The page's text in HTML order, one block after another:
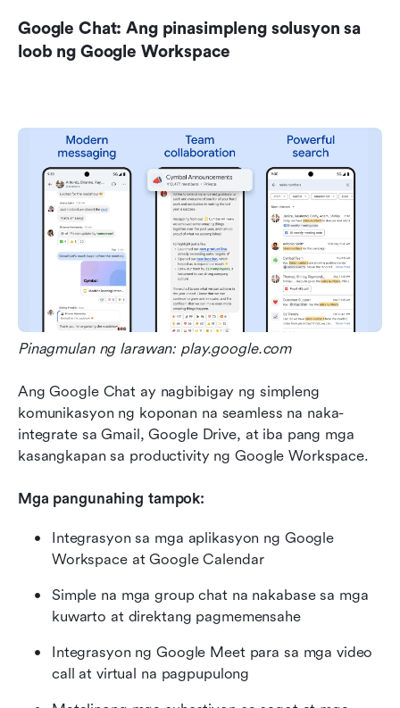
Google Chat: Ang pinasimpleng solusyon sa
loob ng Google Workspace
Pinagmulan ng larawan: play.google.com
Ang Google Chat ay nagbibigay ng simpleng
komunikasyon ng koponan na seamless na naka-
integrate sa Gmail, Google Drive, at iba pang mga
kasangkapan sa productivity ng Google Workspace.
Mga pangunahing tampok:
Integrasyon sa mga aplikasyon ng Google
Workspace at Google Calendar
Simple na mga group chat na nakabase sa mga
kuwarto at direktang pagmemensahe
Integrasyon ng Google Meet para sa mga video
call at virtual na pagpupulong